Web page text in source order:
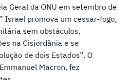
Geral da ONU em setembro de
Israel promova um cessar-fogo,
sem obstáculos,
na Cisjordânia e se
de dois Estados”. O
Macron, fez